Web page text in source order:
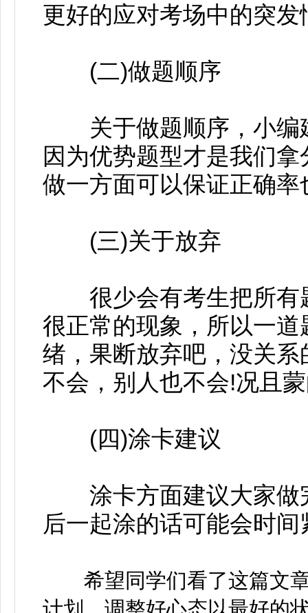
更好的应对考场中的突发
(二)做题顺序
关于做题顺序，小编
因为优势题型才是我们
做一方面可以保证正确
(三)关于放弃
很少会有考生把所有
很正常的现象，所以一
绪，果断放弃吧，没关
不会，别人也不会!况且
(四)涂卡建议
涂卡方面建议大家做
后一起涂的话可能会时
希望同学们看了这篇文章